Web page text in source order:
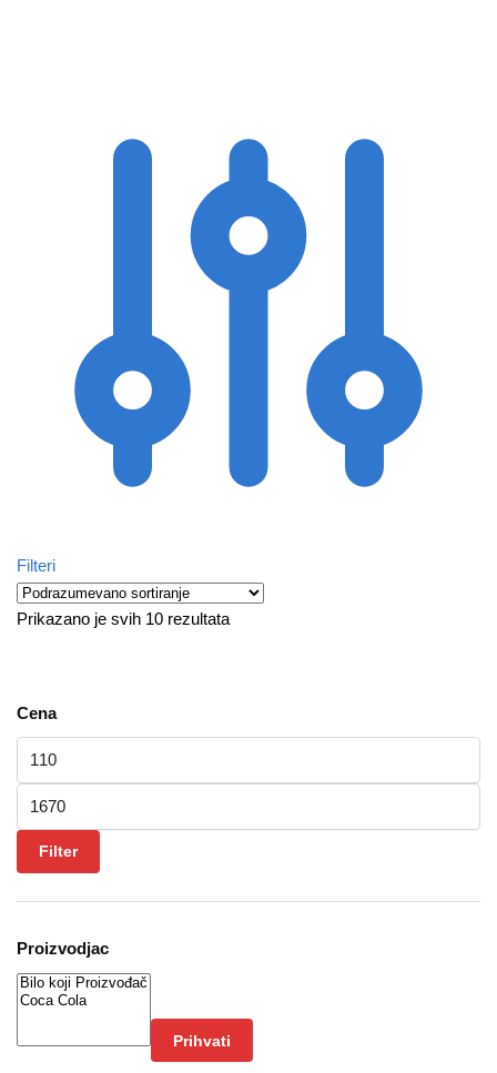
Filteri
Prikazano je svih 10 rezultata
Cena
Minimalna cena
Maksimalna cena
Filter
Proizvodjac
Prihvati